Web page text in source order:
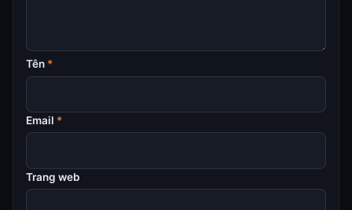
Tên *
Email *
Trang web